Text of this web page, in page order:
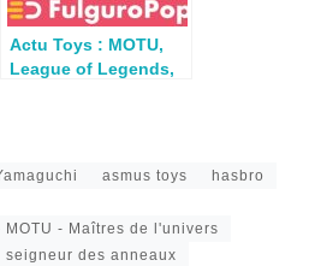
Actu Toys : MOTU,
League of Legends,
asmus toys
hasbro
- Maîtres de l'univers
seigneur des anneaux